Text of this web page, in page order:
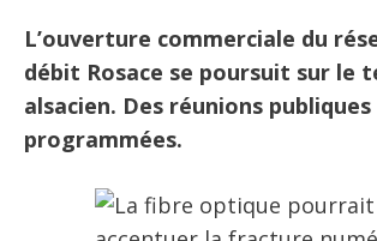
L’ouverture commerciale du
débit Rosace se poursuit sur le
alsacien. Des réunions
programmées.